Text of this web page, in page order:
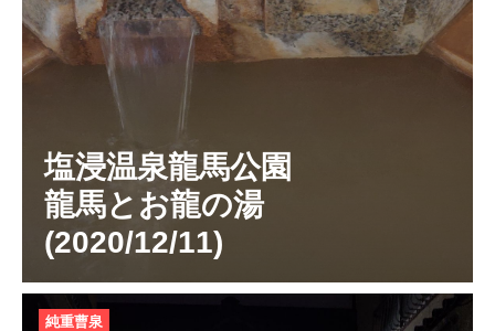
塩浸温泉龍馬公園
龍馬とお龍の湯
(2020/12/11)
純重曹泉